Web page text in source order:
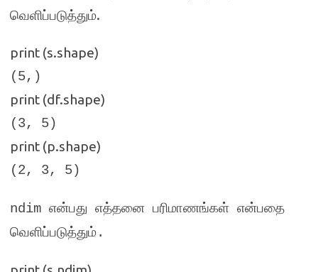
வெளிப்படுத்தும்.
print (s.shape)
(5,)
print (df.shape)
(3, 5)
print (p.shape)
(2, 3, 5)
ndim என்பது எத்தனை பரிமாணங்கள் என்பதை
வெளிப்படுத்தும் .